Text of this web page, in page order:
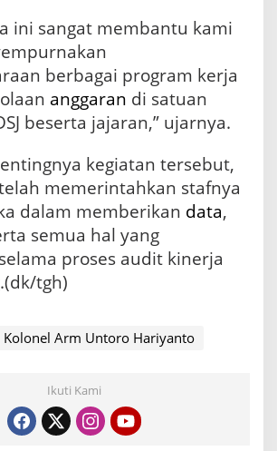
ini sangat membantu kami
berbagai program kerja
anggaran di satuan
beserta jajaran,” ujarnya.
kegiatan tersebut,
memerintahkan stafnya
dalam memberikan data,
semua hal yang
proses audit kinerja
tgh)
Kolonel Arm Untoro Hariyanto
Ikuti Kami